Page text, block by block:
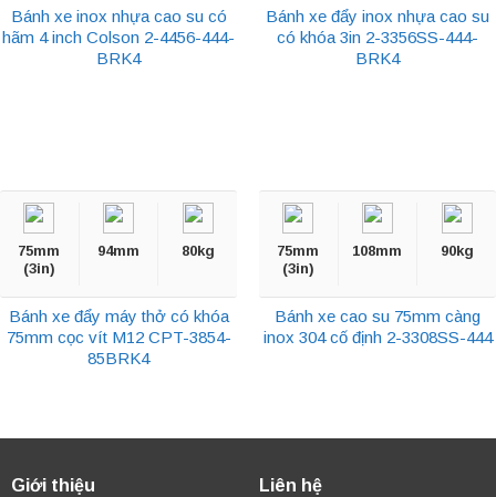
Bánh xe inox nhựa cao su có
hãm 4 inch Colson 2-4456-444-
BRK4
Bánh xe đẩy inox nhựa cao su
có khóa 3in 2-3356SS-444-
BRK4
75mm
(3in)
94mm 80kg
Bánh xe đẩy máy thở có khóa
75mm cọc vít M12 CPT-3854-
85BRK4
75mm
(3in)
108mm 90kg
Bánh xe cao su 75mm càng
inox 304 cố định 2-3308SS-444
Giới thiệu Liên hệ